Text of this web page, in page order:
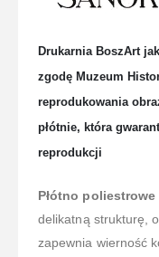
Drukarnia BoszArt
zgodę Muzeum
reprodukowania
płótnie, która
reprodukcji
Płótno poliestrowe
delikatną strukturę,
zapewnia wierność